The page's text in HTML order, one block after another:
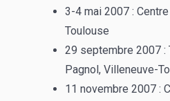
3-4 mai 2007 :
Toulouse
29 septembre 2007 :
Pagnol, Villeneuve-
11 novembre 2007 :